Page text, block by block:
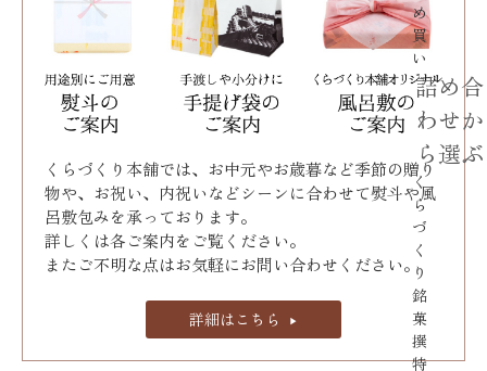
め
買
い
詰め合
わせか
ら選ぶ
く
ら
づ
く
り
銘
菓
撰
特
くらづくり本舗では、お中元やお歳暮など季節の贈り
物や、お祝い、内祝いなどシーンに合わせて熨斗や風
呂敷包みを承っております｡
詳しくは各ご案内をご覧ください。
またご不明な点はお気軽にお問い合わせください。
詳細はこちら